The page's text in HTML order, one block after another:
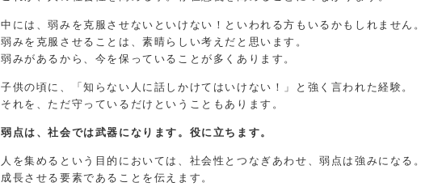
中には、弱みを克服させないといけない！といわれる方もいるかもしれません。
弱みを克服させることは、素晴らしい考えだと思います。
弱みがあるから、今を保っていることが多くあります。
子供の頃に、「知らない人に話しかけてはいけない！」と強く言われた経験。
それを、ただ守っているだけということもあります。
弱点は、社会では武器になります。役に立ちます。
人を集めるという目的においては、社会性とつなぎあわせ、弱点は強みになる。
成長させる要素であることを伝えます。